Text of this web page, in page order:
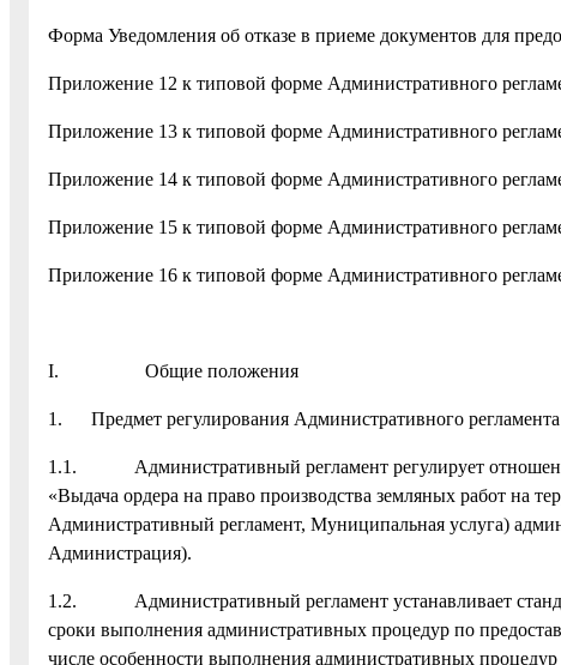
Форма Уведомления об отказе в приеме документов для
Приложение 12 к типовой форме Административного
Приложение 13 к типовой форме Административного
Приложение 14 к типовой форме Административного
Приложение 15 к типовой форме Административного
Приложение 16 к типовой форме Административного
I. Общие положения
1. Предмет регулирования Административного регламента
1.1. Административный регламент регулирует
«Выдача ордера на право производства земляных работ на
Административный регламент, Муниципальная услуга)
Администрация).
1.2. Административный регламент устанавливает
сроки выполнения административных процедур по
числе особенности выполнения административных